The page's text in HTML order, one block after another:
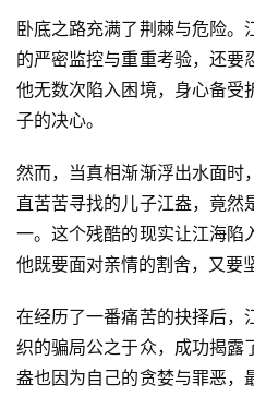
首
页
卧底之路充满了荆棘与危险。
的严密监控与重重考验，还要
他无数次陷入困境，身心备受
子的决心。
然而，当真相渐渐浮出水面时
直苦苦寻找的儿子江盎，竟然
一。这个残酷的现实让江海陷
他既要面对亲情的割舍，又要
在经历了一番痛苦的抉择后，
织的骗局公之于众，成功揭露
盎也因为自己的贪婪与罪恶，